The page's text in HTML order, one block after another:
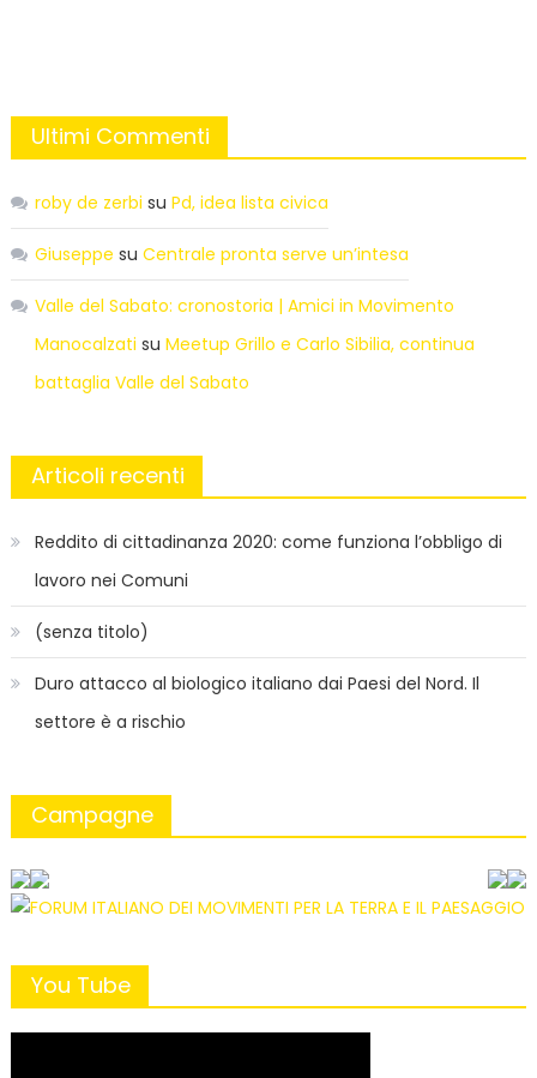
Ultimi Commenti
roby de zerbi su Pd, idea lista civica
Giuseppe su Centrale pronta serve un’intesa
Valle del Sabato: cronostoria | Amici in Movimento
Manocalzati su Meetup Grillo e Carlo Sibilia, continua
battaglia Valle del Sabato
Articoli recenti
Reddito di cittadinanza 2020: come funziona l’obbligo di
lavoro nei Comuni
(senza titolo)
Duro attacco al biologico italiano dai Paesi del Nord. Il
settore è a rischio
Campagne
You Tube